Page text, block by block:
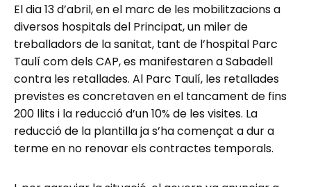
El dia 13 d’abril, en el marc de les mobilitzacions a
diversos hospitals del Principat, un miler de
treballadors de la sanitat, tant de l’hospital Parc
Taulí com dels CAP, es manifestaren a Sabadell
contra les retallades. Al Parc Taulí, les retallades
previstes es concretaven en el tancament de fins
200 llits i la reducció d’un 10% de les visites. La
reducció de la plantilla ja s’ha començat a dur a
terme en no renovar els contractes temporals.